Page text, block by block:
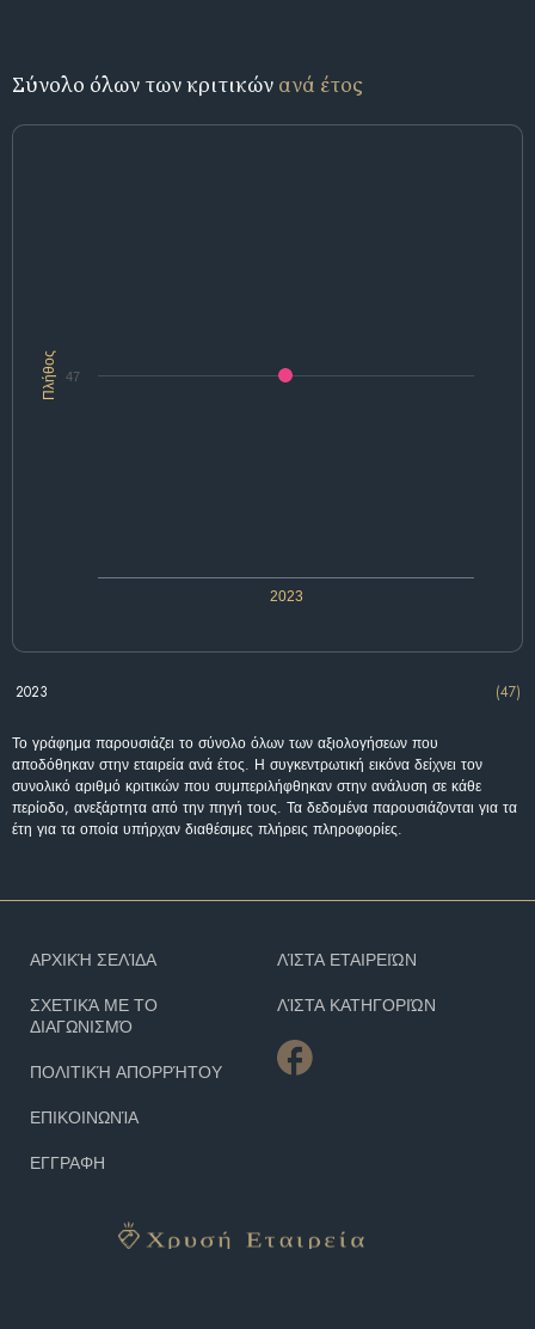
Σύνολο όλων των κριτικών ανά έτος
Πλήθος
2023
47
2023 (47)
Το γράφημα παρουσιάζει το σύνολο όλων των αξιολογήσεων που
αποδόθηκαν στην εταιρεία ανά έτος. Η συγκεντρωτική εικόνα δείχνει τον
συνολικό αριθμό κριτικών που συμπεριλήφθηκαν στην ανάλυση σε κάθε
περίοδο, ανεξάρτητα από την πηγή τους. Τα δεδομένα παρουσιάζονται για τα
έτη για τα οποία υπήρχαν διαθέσιμες πλήρεις πληροφορίες.
ΑΡΧΙΚΉ ΣΕΛΊΔΑ
ΣΧΕΤΙΚΆ ΜΕ ΤΟ
ΔΙΑΓΩΝΙΣΜΌ
ΠΟΛΙΤΙΚΉ ΑΠΟΡΡΉΤΟΥ
ΕΠΙΚΟΙΝΩΝΊΑ
ΕΓΓΡΑΦΗ
ΛΊΣΤΑ ΕΤΑΙΡΕΙΏΝ
ΛΊΣΤΑ ΚΑΤΗΓΟΡΙΏΝ